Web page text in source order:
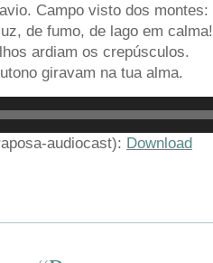
Campo visto dos montes:
de fumo, de lago em calma!
ardiam os crepúsculos.
giravam na tua alma.
audiocast): Download